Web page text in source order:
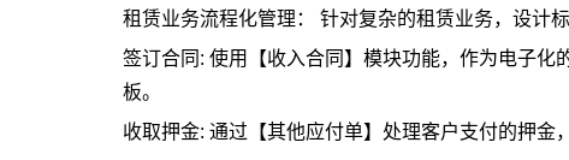
租赁业务流程化管理： 针对复杂的租赁业务，设计
签订合同: 使用【收入合同】模块功能，作为电子化
板。
收取押金: 通过【其他应付单】处理客户支付的押金